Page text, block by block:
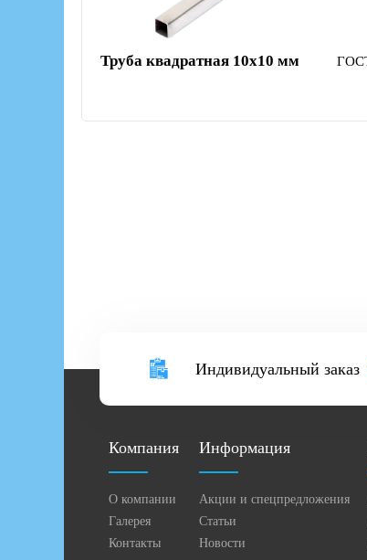
Труба квадратная 10х10 мм
Индивидуальный заказ
Компания
О компании
Галерея
Контакты
Информация
Акции и спецпредложения
Статьи
Новости